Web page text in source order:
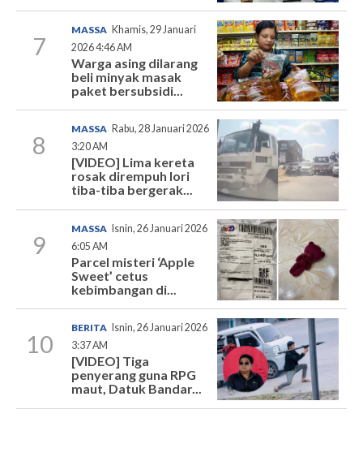
7
MASSA Khamis, 29 Januari
2026 4:46 AM
Warga asing dilarang
beli minyak masak
paket bersubsidi...
8
MASSA Rabu, 28 Januari 2026
3:20 AM
[VIDEO] Lima kereta
rosak dirempuh lori
tiba-tiba bergerak...
9
MASSA
Isnin, 26 Januari 2026
6:05 AM
Parcel misteri ‘Apple
Sweet’ cetus
kebimbangan di...
10
BERITA
Isnin, 26 Januari 2026
3:37 AM
[VIDEO] Tiga
penyerang guna RPG
maut, Datuk Bandar...